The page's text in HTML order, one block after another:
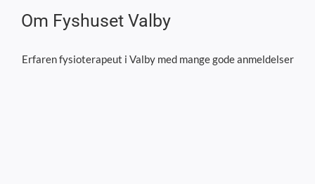
Om Fyshuset Valby
Erfaren fysioterapeut i Valby med mange gode anmeldelser